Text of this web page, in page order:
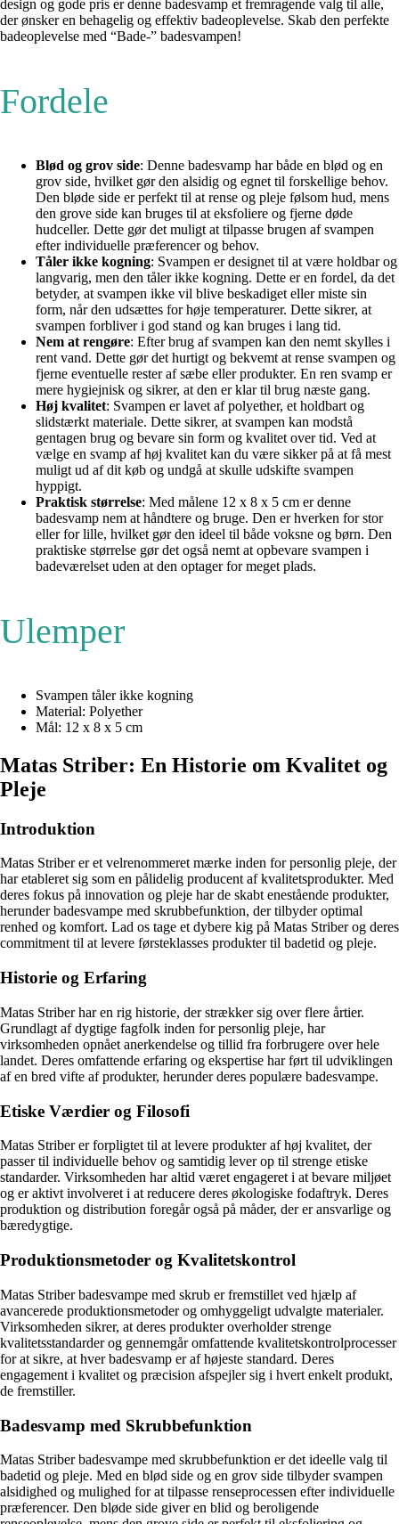
design og gode pris er denne badesvamp et fremragende valg til alle,
der ønsker en behagelig og effektiv badeoplevelse. Skab den perfekte
badeoplevelse med “Bade-” badesvampen!
Fordele
Blød og grov side: Denne badesvamp har både en blød og en
grov side, hvilket gør den alsidig og egnet til forskellige behov.
Den bløde side er perfekt til at rense og pleje følsom hud, mens
den grove side kan bruges til at eksfoliere og fjerne døde
hudceller. Dette gør det muligt at tilpasse brugen af svampen
efter individuelle præferencer og behov.
Tåler ikke kogning: Svampen er designet til at være holdbar og
langvarig, men den tåler ikke kogning. Dette er en fordel, da det
betyder, at svampen ikke vil blive beskadiget eller miste sin
form, når den udsættes for høje temperaturer. Dette sikrer, at
svampen forbliver i god stand og kan bruges i lang tid.
Nem at rengøre: Efter brug af svampen kan den nemt skylles i
rent vand. Dette gør det hurtigt og bekvemt at rense svampen og
fjerne eventuelle rester af sæbe eller produkter. En ren svamp er
mere hygiejnisk og sikrer, at den er klar til brug næste gang.
Høj kvalitet: Svampen er lavet af polyether, et holdbart og
slidstærkt materiale. Dette sikrer, at svampen kan modstå
gentagen brug og bevare sin form og kvalitet over tid. Ved at
vælge en svamp af høj kvalitet kan du være sikker på at få mest
muligt ud af dit køb og undgå at skulle udskifte svampen
hyppigt.
Praktisk størrelse: Med målene 12 x 8 x 5 cm er denne
badesvamp nem at håndtere og bruge. Den er hverken for stor
eller for lille, hvilket gør den ideel til både voksne og børn. Den
praktiske størrelse gør det også nemt at opbevare svampen i
badeværelset uden at den optager for meget plads.
Ulemper
Svampen tåler ikke kogning
Material: Polyether
Mål: 12 x 8 x 5 cm
Matas Striber: En Historie om Kvalitet og
Pleje
Introduktion
Matas Striber er et velrenommeret mærke inden for personlig pleje, der
har etableret sig som en pålidelig producent af kvalitetsprodukter. Med
deres fokus på innovation og pleje har de skabt enestående produkter,
herunder badesvampe med skrubbefunktion, der tilbyder optimal
renhed og komfort. Lad os tage et dybere kig på Matas Striber og deres
commitment til at levere førsteklasses produkter til badetid og pleje.
Historie og Erfaring
Matas Striber har en rig historie, der strækker sig over flere årtier.
Grundlagt af dygtige fagfolk inden for personlig pleje, har
virksomheden opnået anerkendelse og tillid fra forbrugere over hele
landet. Deres omfattende erfaring og ekspertise har ført til udviklingen
af en bred vifte af produkter, herunder deres populære badesvampe.
Etiske Værdier og Filosofi
Matas Striber er forpligtet til at levere produkter af høj kvalitet, der
passer til individuelle behov og samtidig lever op til strenge etiske
standarder. Virksomheden har altid været engageret i at bevare miljøet
og er aktivt involveret i at reducere deres økologiske fodaftryk. Deres
produktion og distribution foregår også på måder, der er ansvarlige og
bæredygtige.
Produktionsmetoder og Kvalitetskontrol
Matas Striber badesvampe med skrub er fremstillet ved hjælp af
avancerede produktionsmetoder og omhyggeligt udvalgte materialer.
Virksomheden sikrer, at deres produkter overholder strenge
kvalitetsstandarder og gennemgår omfattende kvalitetskontrolprocesser
for at sikre, at hver badesvamp er af højeste standard. Deres
engagement i kvalitet og præcision afspejler sig i hvert enkelt produkt,
de fremstiller.
Badesvamp med Skrubbefunktion
Matas Striber badesvampe med skrubbefunktion er det ideelle valg til
badetid og pleje. Med en blød side og en grov side tilbyder svampen
alsidighed og mulighed for at tilpasse renseprocessen efter individuelle
præferencer. Den bløde side giver en blid og beroligende